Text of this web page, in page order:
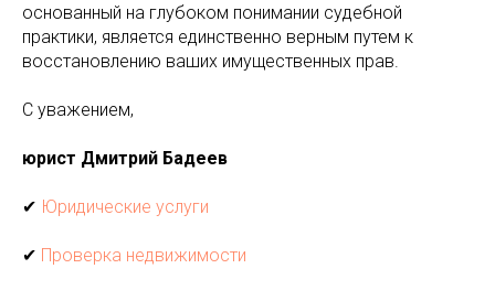
основанный на глубоком понимании судебной
практики, является единственно верным путем к
восстановлению ваших имущественных прав.
С уважением,
юрист Дмитрий Бадеев
✔ Юридические услуги
✔ Проверка недвижимости